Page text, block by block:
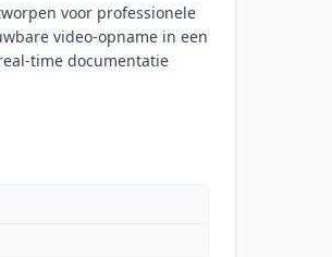
voor professionele
video-opname in een
time documentatie